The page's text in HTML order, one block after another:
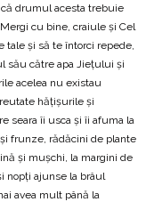
drumul acesta trebuie
cu bine, craiule și Cel
tale și să te întorci repede,
său către apa Jiețului și
acelea nu existau
hățișurile și
seara îi usca și îi afuma la
frunze, rădăcini de plante
și mușchi, la margini de
nopți ajunse la brâul
avea mult până la